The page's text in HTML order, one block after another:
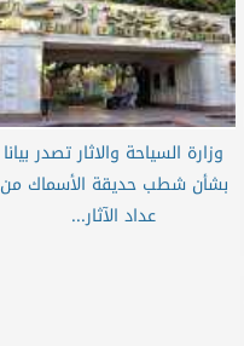
وزارة السياحة والاثار تصدر بيانا
بشأن شطب حديقة الأسماك من
عداد الآثار...